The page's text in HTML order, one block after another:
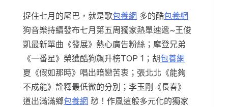
捉住七月的尾巴，就是歌包養網 多的酷包養網
狗音樂持續發布七月第五周獨家熱單速遞~王俊
凱最新單曲《發展》熱心廣告粉絲；摩登兄弟
《一番星》榮獲酷狗飆升榜TOP 1；胡包養網
夏《假如那時》唱出暗戀苦衷；張北北《能夠
不成能》詮釋最低微的分別；李玉剛《長春》
道出滿滿鄉包養網 愁！作風這般多元化的獨家